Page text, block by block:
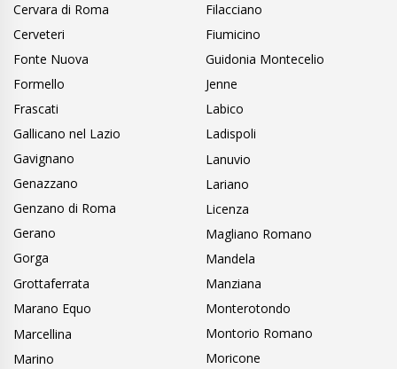
Cervara di Roma
Cerveteri
Filacciano
Fiumicino
Fonte Nuova
Formello
Frascati
Gallicano nel Lazio
Gavignano
Genazzano
Genzano di Roma
Gerano
Gorga
Grottaferrata
Guidonia Montecelio
Jenne
Labico
Ladispoli
Lanuvio
Lariano
Licenza
Magliano Romano
Mandela
Manziana
Marano Equo
Marcellina
Marino
Monterotondo
Montorio Romano
Moricone